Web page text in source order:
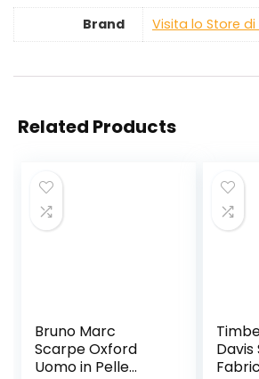
Brand Visita lo Store di
Related Products
Bruno Marc
Scarpe Oxford
Uomo in Pelle
Davis